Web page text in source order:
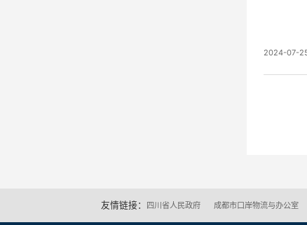
2024-07-
友情链接： 四川省人民政府 成都市口岸物流与办公室